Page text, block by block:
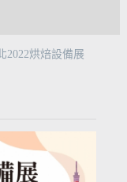
2022烘焙設備展